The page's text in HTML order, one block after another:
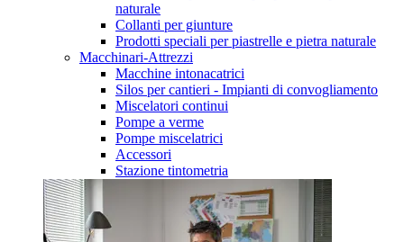
naturale
Collanti per giunture
Prodotti speciali per piastrelle e pietra naturale
Macchinari-Attrezzi
Macchine intonacatrici
Silos per cantieri - Impianti di convogliamento
Miscelatori continui
Pompe a verme
Pompe miscelatrici
Accessori
Stazione tintometria